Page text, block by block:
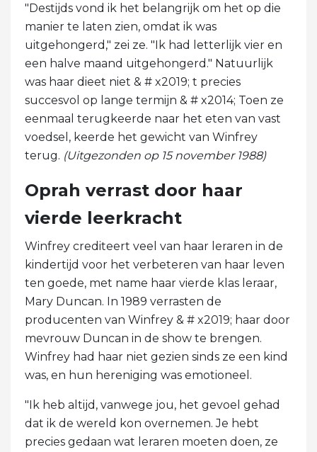
"Destijds vond ik het belangrijk om het op die
manier te laten zien, omdat ik was
uitgehongerd," zei ze. "Ik had letterlijk vier en
een halve maand uitgehongerd." Natuurlijk
was haar dieet niet & # x2019; t precies
succesvol op lange termijn & # x2014; Toen ze
eenmaal terugkeerde naar het eten van vast
voedsel, keerde het gewicht van Winfrey
terug. (Uitgezonden op 15 november 1988)
Oprah verrast door haar
vierde leerkracht
Winfrey crediteert veel van haar leraren in de
kindertijd voor het verbeteren van haar leven
ten goede, met name haar vierde klas leraar,
Mary Duncan. In 1989 verrasten de
producenten van Winfrey & # x2019; haar door
mevrouw Duncan in de show te brengen.
Winfrey had haar niet gezien sinds ze een kind
was, en hun hereniging was emotioneel.
"Ik heb altijd, vanwege jou, het gevoel gehad
dat ik de wereld kon overnemen. Je hebt
precies gedaan wat leraren moeten doen, ze